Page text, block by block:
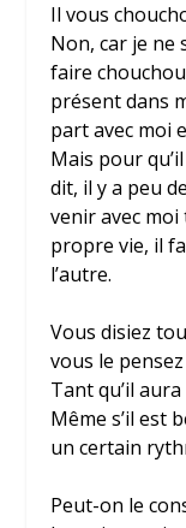
Il vous
Non, car je ne
faire
présent dans
part avec moi
Mais pour
dit, il y a peu
venir avec moi
propre vie, il
l’autre.
Vous disiez
vous le
Tant qu’il
Même s’il est
un certain
Peut-on le